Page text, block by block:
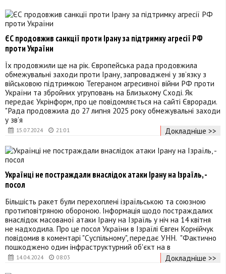
15.07.2024 21:01
ЄС продовжив санкції проти Ірану за підтримку агресії РФ
проти України
Їх продовжили ще на рік. Європейська рада продовжила
обмежувальні заходи проти Ірану, запроваджені у зв’язку з
військовою підтримкою Тегераном агресивної війни РФ проти
України та збройних угруповань на Близькому Сході. Як
передає Укрінформ, про це повідомляється на сайті Євроради.
"Рада продовжила до 27 липня 2025 року обмежувальні заходи
у зв’я
Докладніше >>
14.04.2024 08:03
Українці не постраждали внаслідок атаки Ірану на Ізраїль, -
посол
Більшість ракет були перехоплені ізраїльською та союзною
протиповітряною обороною. Інформація щодо постраждалих
внаслідок масованої атаки Ірану на Ізраїль у ніч на 14 квітня
не надходила. Про це посол України в Ізраїлі Євген Корнійчук
повідомив в коментарі "Суспільному", передає УНН. "Фактично
пошкоджено один інфраструктурний об'єкт на в
Докладніше >>